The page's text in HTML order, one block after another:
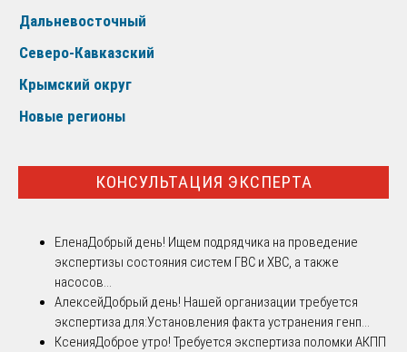
Дальневосточный
Северо-Кавказский
Крымский округ
Новые регионы
КОНСУЛЬТАЦИЯ ЭКСПЕРТА
ЕленаДобрый день! Ищем подрядчика на проведение
экспертизы состояния систем ГВС и ХВС, а также
насосов...
АлексейДобрый день! Нашей организации требуется
экспертиза для:Установления факта устранения генп...
КсенияДоброе утро! Требуется экспертиза поломки АКПП